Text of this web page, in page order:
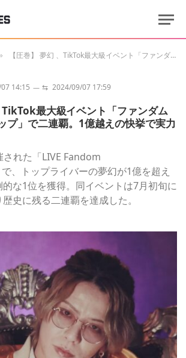
【圧巻】 夢幻 、TikTok最大級イベント「ファンダムチャンピオンシップ」で二連覇。1億越えの快挙で実力証明
14:15 ⇆ 2024/09/07 17:59
TikTok最大級イベント「ファンダム
プ」で二連覇。1億越えの快挙で実力
れた「LIVE Fandom
、トップライバーの夢幻が1億を超え
な1位を獲得。同イベントは7月初旬に
史に残る二連覇を達成した。